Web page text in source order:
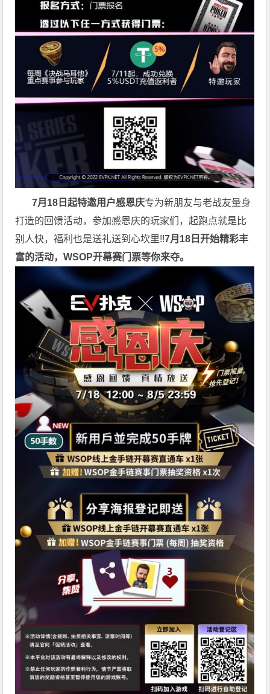
7月18日起特邀用户感恩庆专为新朋友与老战友量身
打造的回馈活动，参加感恩庆的玩家们，起跑点就是比
别人快，福利也是送礼送到心坎里!!7月18日开始精彩丰
富的活动，WSOP开幕赛门票等你来夺。